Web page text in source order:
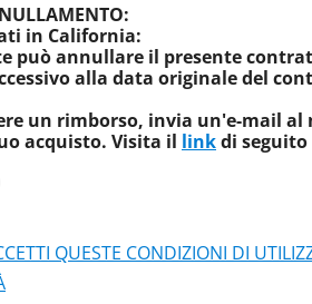
in California:
può annullare il presente
alla data originale del
un rimborso, invia un'e-mail
acquisto. Visita il linkdi
QUESTE CONDIZIONI DI